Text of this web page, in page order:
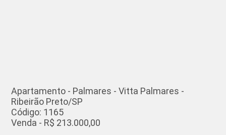
Apartamento - Palmares - Vitta Palmares -
Ribeirão Preto/SP
Código: 1165
Venda - R$ 213.000,00